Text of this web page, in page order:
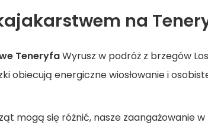
na
TeneryfaWyrusz w podróż z brzegów
obiecują energiczne wiosłowanie i
mogą się różnić, nasze zaangażowanie w